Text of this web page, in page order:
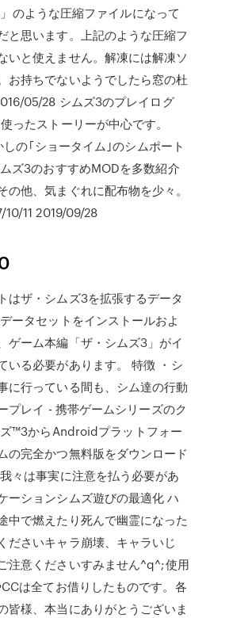
のような圧縮ファイルになって
と思います。上記のような圧縮フ
いと使えません。解凍には解凍ソ
お持ちでないようでしたら窓の杜
05/28 シムズ3のプレイログ
ったストーリーが中心です。
しの｢ショータイム｣のシムポート
ズ3のおすすめMODを多数紹介
の他、気まぐれに配布物を少々。
10/11 2019/09/28
はザ・シムズ3を拡張するデータ
ータセットをインストールおよ
ゲーム本編「ザ・シムズ3」がイ
いる必要があります。 特徴 ・シ
に行っている間も、シム達の行動
プレイ - 携帯ゲームシリーズのク
ズ™3からAndroidプラットフォー
の完全かつ無料版をダウンロード
々は事実に注意を払う必要があ
ーションシムズ遊びの最適化 ハ
中で燃えたり死んで幽霊になった
ださいキャラ崩壊、キャラいじ
注意くださいすみません^q^;使用
は全てお借りしたものです。各
皆様、本当にありがとうございま